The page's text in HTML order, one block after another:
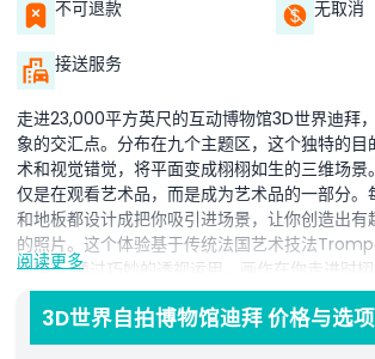
不可退款 无取消
接送服务
走进23,000平方英尺的互动博物馆3D世界迪拜
象的交汇点。分布在九个主题区，这个独特的目
术和视觉错觉，将平面变成栩栩如生的三维场
仅是在观看艺术品，而是成为艺术品的一部分。
和地板都设计成把你吸引进场景，让你创造出
的照片。这个体验基于传统法国艺术技法
眼睛”。通过巧妙的透视运用，画作在你走进时
效果，令人惊喜和愉悦。无论是与朋友摆姿势
我们的友好工作人员提供有趣建议，每件艺术品
才完整。请带上充满电的手机或相机，因为博
阅读更多
3D世界自拍博物馆迪拜 价格与选项